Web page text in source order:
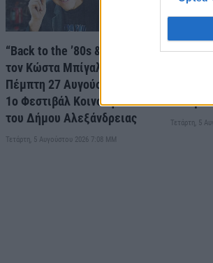
“Back to the ’80s & ’90s” με
τον Κώστα Μπίγαλη την
Πέμπτη 27 Αυγούστου, στο
1ο Φεστιβάλ Κοινοτήτων
του Δήμου Αλεξάνδρειας
Τετάρτη, 5 Αυγούστου 2026 7:08 ΜΜ
Τετάρτη, 5